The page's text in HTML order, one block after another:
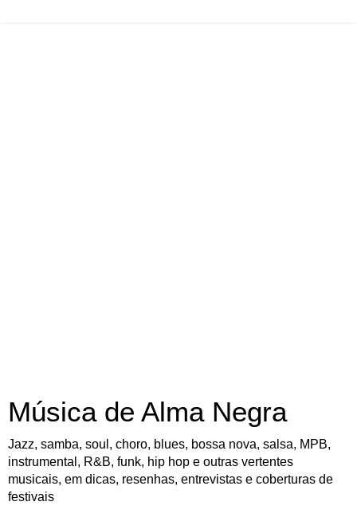
Música de Alma Negra
Jazz, samba, soul, choro, blues, bossa nova, salsa, MPB,
instrumental, R&B, funk, hip hop e outras vertentes
musicais, em dicas, resenhas, entrevistas e coberturas de
festivais